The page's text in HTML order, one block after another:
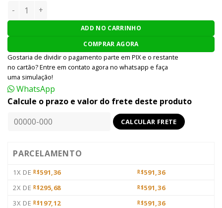
Uniforme Kryptek Titan Tactical Nomad (GG) quantidade
ADD NO CARRINHO
COMPRAR AGORA
Gostaria de dividir o pagamento parte em PIX e o restante
no cartão? Entre em contato agora no whatsapp e faça
uma simulação!
WhatsApp
Calcule o prazo e valor do frete deste produto
PARCELAMENTO
1X DE R$591,36 R$591,36
2X DE R$295,68 R$591,36
3X DE R$197,12 R$591,36